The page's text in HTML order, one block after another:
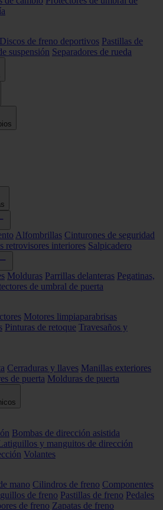
Discos de freno deportivos Pastillas de
suspensión Separadores de rueda
Alfombrillas Cinturones de seguridad
retrovisores interiores Salpicadero
Molduras Parrillas delanteras Pegatinas,
de umbral de puerta
Motores limpiaparabrisas
Pinturas de retoque Travesaños y
Cerraduras y llaves Manillas exteriores
de puerta Molduras de puerta
Bombas de dirección asistida
y manguitos de dirección
Volantes
mano Cilindros de freno Componentes
de freno Pastillas de freno Pedales
de freno Zapatas de freno